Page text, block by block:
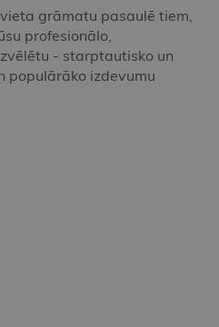
grāmatu pasaulē tiem,
profesionālo,
- starptautisko un
populārāko izdevumu